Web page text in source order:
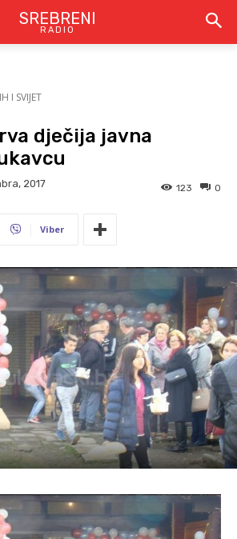
SREBRENI
RADIO
I SVIJET
dječija javna
2017 0
123
Viber